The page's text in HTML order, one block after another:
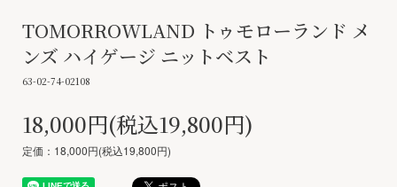
TOMORROWLAND トゥモローランド メ
ンズ ハイゲージ ニットベスト
63-02-74-02108
18,000円(税込19,800円)
定価：18,000円(税込19,800円)